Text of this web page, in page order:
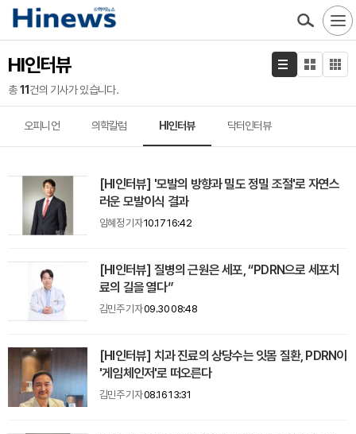
HI인터뷰
총11 건의 기사가 있습니다.
오피니언 의학칼럼 HI인터뷰 닥터인터뷰
[HI인터뷰] '모발의 방향과 밀도 정밀 조절'로 자연스
러운 모발이식 결과
임혜정 기자10.17 16:42
[HI인터뷰] 질병의 근원은 세포, “PDRN으로 세포치
료의 길을 열다”
김민주 기자09.30 08:48
[HI인터뷰] 치과 진료의 상당수는 잇몸 질환, PDRN이
'게임체인저'로 떠오른다
김민주 기자08.16 13:31